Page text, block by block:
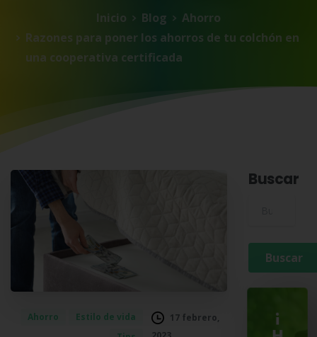
Inicio Blog
Ahorro
Razones para poner los ahorros de tu colchón en
una cooperativa certificada
Ahorro
Estilo de vida
17 febrero,
Buscar
¡